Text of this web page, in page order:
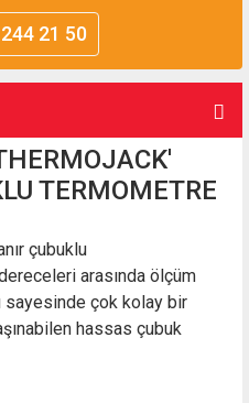
21 50
TERMOMETRE
çubuklu
arasında ölçüm
sayesinde çok kolay bir
hassas çubuk